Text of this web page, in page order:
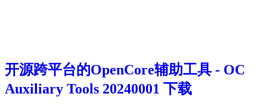
开源跨平台的OpenCore辅助工具 - OC
Auxiliary Tools 20240001 下载